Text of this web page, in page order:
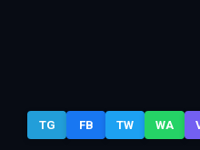
12
TG FB TW WA